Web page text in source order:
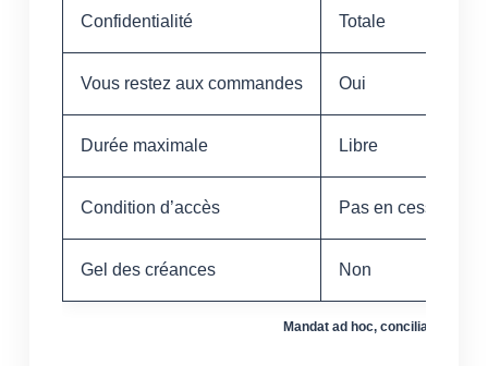
Mandat ad hoc, conciliation ou
Confidentialité Totale
Vous restez aux commandes Oui
Durée maximale Libre
Condition d’accès Pas en cessation
Gel des créances Non